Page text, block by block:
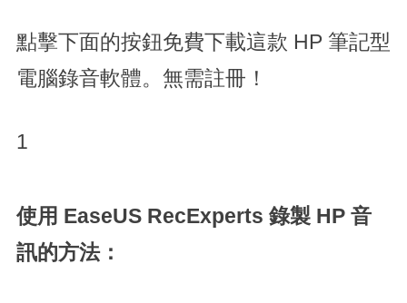
點擊下面的按鈕免費下載這款 HP 筆記型
電腦錄音軟體。無需註冊！
1
使用 EaseUS RecExperts 錄製 HP 音
訊的方法：